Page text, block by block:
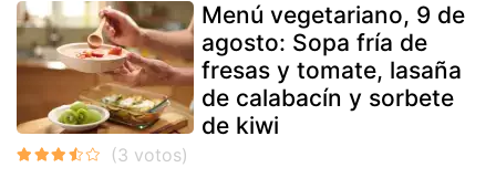
Menú vegetariano, 9 de
agosto: Sopa fría de
fresas y tomate, lasaña
de calabacín y sorbete
de kiwi